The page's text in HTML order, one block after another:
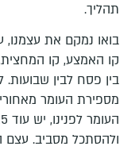
תהליך.
בין פסח לבין שבועות.
ולהסתכל מסביב. עצם